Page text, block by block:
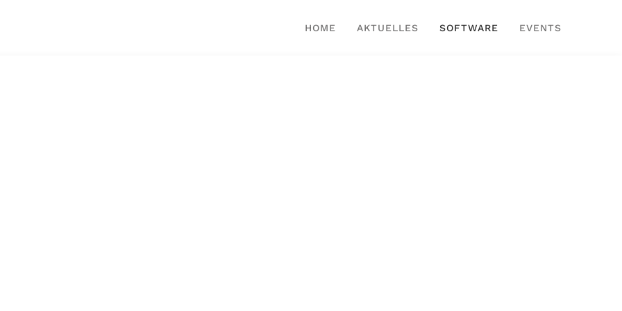
HOME AKTUELLES SOFTWARE EVENTS